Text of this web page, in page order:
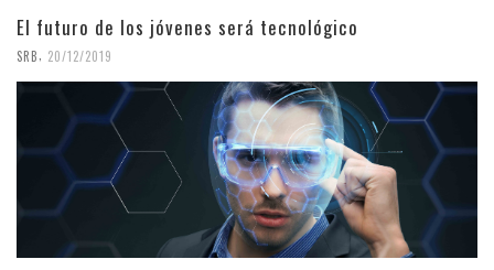
El futuro de los jóvenes será tecnológico
SRB 20/12/2019